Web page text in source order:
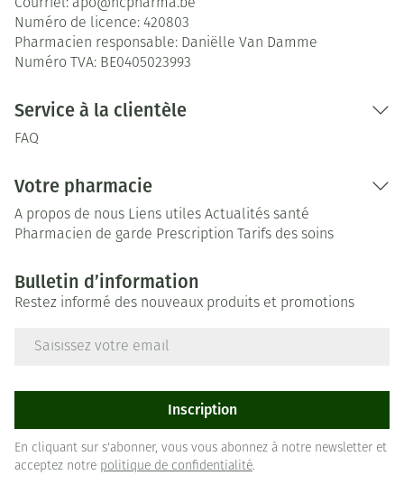
Courriel: apo@hcpharma.be
Numéro de licence: 420803
Pharmacien responsable: Daniëlle Van Damme
Numéro TVA: BE0405023993
Service à la clientèle
FAQ
Votre pharmacie
A propos de nous Liens utiles Actualités santé
Pharmacien de garde Prescription Tarifs des soins
Bulletin d’information
Restez informé des nouveaux produits et promotions
Inscription
En cliquant sur s'abonner, vous vous abonnez à notre newsletter et
acceptez notre politique de confidentialité.